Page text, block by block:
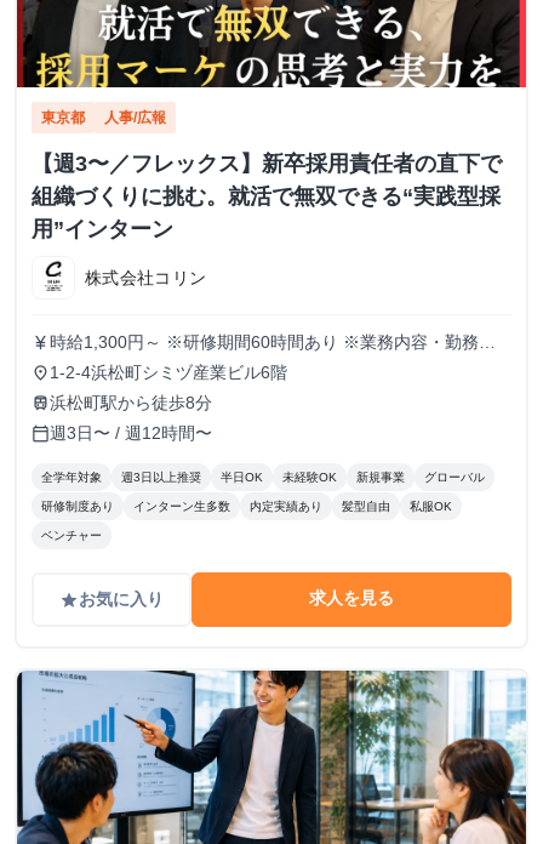
東京都 人事/広報
【週3〜／フレックス】新卒採用責任者の直下で
組織づくりに挑む。就活で無双できる“実践型採
用”インターン
株式会社コリン
currency_yen 時給1,300円～ ※研修期間60時間あり ※業務内容・勤務状
況により決定
place 1-2-4浜松町シミヅ産業ビル6階
train浜松町駅から徒歩8分
calendar_today週3日〜 / 週12時間〜
全学年対象 週3日以上推奨 半日OK 未経験OK 新規事業 グローバル
研修制度あり インターン生多数 内定実績あり 髪型自由 私服OK
ベンチャー
gradeお気に入り 求人を見る